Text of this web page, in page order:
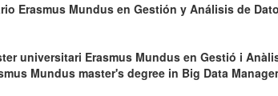
Erasmus Mundus en Gestión y Análisis de
universitari Erasmus Mundus en Gestió i
Mundus master's degree in Big Data